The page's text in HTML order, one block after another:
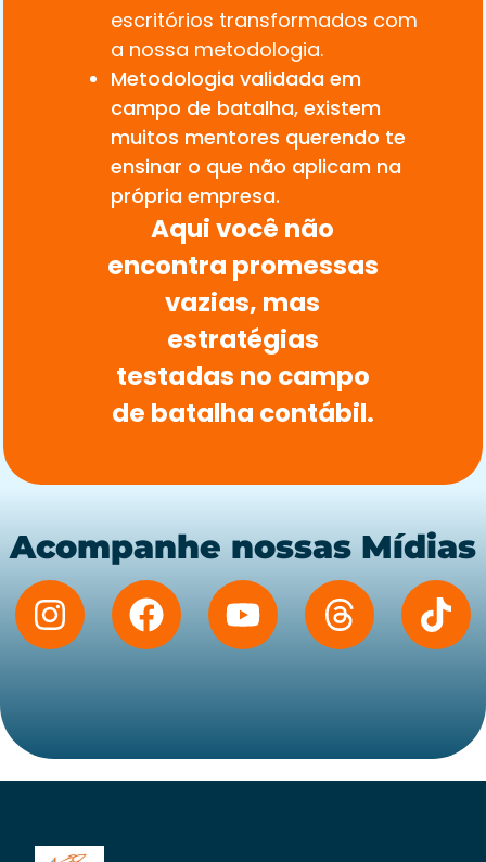
escritórios transformados com
a nossa metodologia.
Metodologia validada em
campo de batalha, existem
muitos mentores querendo te
ensinar o que não aplicam na
própria empresa.
Aqui você não
encontra promessas
vazias, mas
estratégias
testadas no campo
de batalha contábil.
Acompanhe nossas Mídias